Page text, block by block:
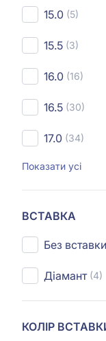
15.0 (5)
15.5 (3)
16.0 (16)
16.5 (30)
17.0 (34)
Показати усі
ВСТАВКА
Без вставки
Діамант (4)
КОЛІР